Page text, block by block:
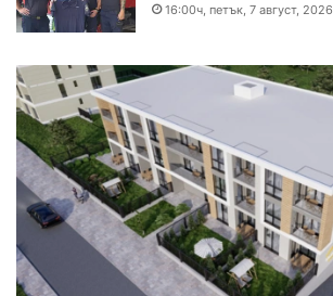
16:00ч, петък, 7 август, 2026